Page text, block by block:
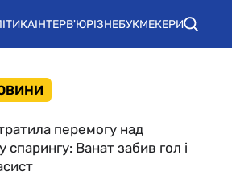
ІНТЕРВ'ЮРІЗНЕБУКМЕКЕРИ
перемогу над
спарингу: Ванат забив гол і